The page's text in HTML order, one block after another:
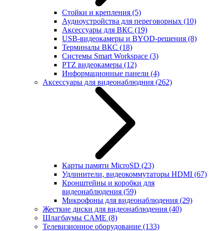
Стойки и крепления (5)
Аудиоустройства для переговорных (10)
Аксессуары для ВКС (19)
USB-видеокамеры и BYOD-решения (8)
Терминалы ВКС (18)
Системы Smart Workspace (3)
PTZ видеокамеры (12)
Информационные панели (4)
Аксессуары для видеонаблюдния (262)
Карты памяти MicroSD (23)
Удлинители, видеокоммутаторы HDMI (67)
Кронштейны и коробки для
видеонаблюдения (59)
Микрофоны для видеонаблюдения (29)
Жесткие диски для видеонаблюдения (40)
Шлагбаумы CAME (8)
Телевизионное оборудование (133)